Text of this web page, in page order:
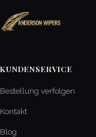
KUNDENSERVICE
Bestellung verfolgen
Kontakt
Blog